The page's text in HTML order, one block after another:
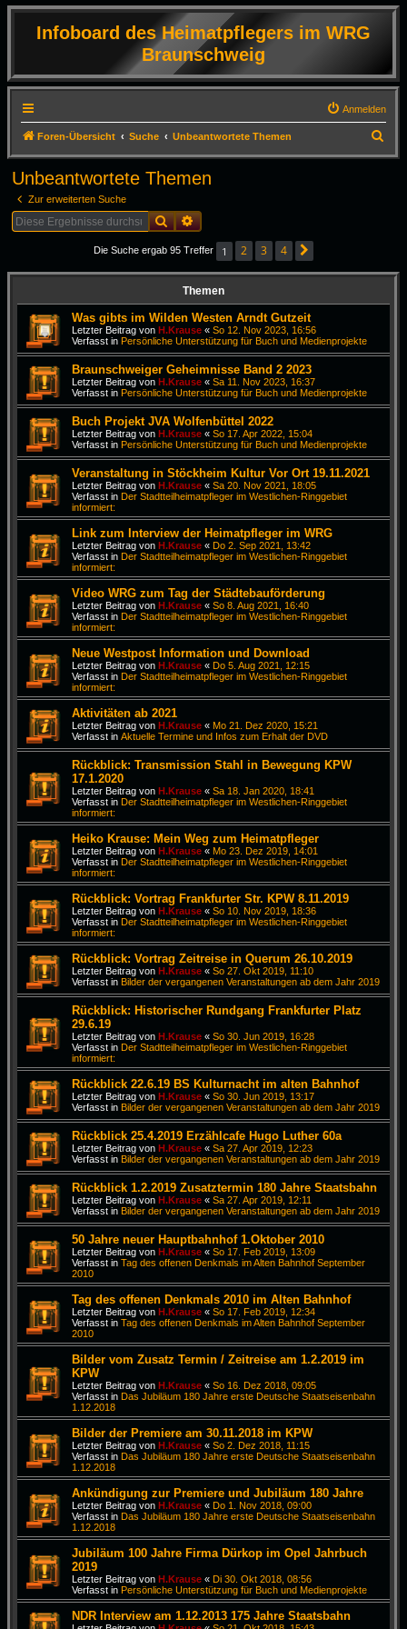
Infoboard des Heimatpflegers im WRG
Braunschweig
Anmelden
Foren-Übersicht Suche Unbeantwortete Themen
u
Unbeantwortete Themen
Zur erweiterten Suche
SucheErweiterte Suche
Die Suche ergab 95 Treffer 1 2 3 4
Themen
Was gibts im Wilden Westen Arndt Gutzeit
Letzter Beitrag von H.Krause « So 12. Nov 2023, 16:56
Verfasst in Persönliche Unterstützung für Buch und Medienprojekte
Braunschweiger Geheimnisse Band 2 2023
Letzter Beitrag von H.Krause « Sa 11. Nov 2023, 16:37
Verfasst in Persönliche Unterstützung für Buch und Medienprojekte
Buch Projekt JVA Wolfenbüttel 2022
Letzter Beitrag von H.Krause « So 17. Apr 2022, 15:04
Verfasst in Persönliche Unterstützung für Buch und Medienprojekte
Veranstaltung in Stöckheim Kultur Vor Ort 19.11.2021
Letzter Beitrag von H.Krause « Sa 20. Nov 2021, 18:05
Verfasst in Der Stadtteilheimatpfleger im Westlichen-Ringgebiet
informiert:
Link zum Interview der Heimatpfleger im WRG
Letzter Beitrag von H.Krause « Do 2. Sep 2021, 13:42
Verfasst in Der Stadtteilheimatpfleger im Westlichen-Ringgebiet
informiert:
Video WRG zum Tag der Städtebauförderung
Letzter Beitrag von H.Krause « So 8. Aug 2021, 16:40
Verfasst in Der Stadtteilheimatpfleger im Westlichen-Ringgebiet
informiert:
Neue Westpost Information und Download
Letzter Beitrag von H.Krause « Do 5. Aug 2021, 12:15
Verfasst in Der Stadtteilheimatpfleger im Westlichen-Ringgebiet
informiert:
Aktivitäten ab 2021
Letzter Beitrag von H.Krause « Mo 21. Dez 2020, 15:21
Verfasst in Aktuelle Termine und Infos zum Erhalt der DVD
Rückblick: Transmission Stahl in Bewegung KPW
17.1.2020
Letzter Beitrag von H.Krause « Sa 18. Jan 2020, 18:41
Verfasst in Der Stadtteilheimatpfleger im Westlichen-Ringgebiet
informiert:
Heiko Krause: Mein Weg zum Heimatpfleger
Letzter Beitrag von H.Krause « Mo 23. Dez 2019, 14:01
Verfasst in Der Stadtteilheimatpfleger im Westlichen-Ringgebiet
informiert:
Rückblick: Vortrag Frankfurter Str. KPW 8.11.2019
Letzter Beitrag von H.Krause « So 10. Nov 2019, 18:36
Verfasst in Der Stadtteilheimatpfleger im Westlichen-Ringgebiet
informiert:
Rückblick: Vortrag Zeitreise in Querum 26.10.2019
Letzter Beitrag von H.Krause « So 27. Okt 2019, 11:10
Verfasst in Bilder der vergangenen Veranstaltungen ab dem Jahr 2019
Rückblick: Historischer Rundgang Frankfurter Platz
29.6.19
Letzter Beitrag von H.Krause « So 30. Jun 2019, 16:28
Verfasst in Der Stadtteilheimatpfleger im Westlichen-Ringgebiet
informiert:
Rückblick 22.6.19 BS Kulturnacht im alten Bahnhof
Letzter Beitrag von H.Krause « So 30. Jun 2019, 13:17
Verfasst in Bilder der vergangenen Veranstaltungen ab dem Jahr 2019
Rückblick 25.4.2019 Erzählcafe Hugo Luther 60a
Letzter Beitrag von H.Krause « Sa 27. Apr 2019, 12:23
Verfasst in Bilder der vergangenen Veranstaltungen ab dem Jahr 2019
Rückblick 1.2.2019 Zusatztermin 180 Jahre Staatsbahn
Letzter Beitrag von H.Krause « Sa 27. Apr 2019, 12:11
Verfasst in Bilder der vergangenen Veranstaltungen ab dem Jahr 2019
50 Jahre neuer Hauptbahnhof 1.Oktober 2010
Letzter Beitrag von H.Krause « So 17. Feb 2019, 13:09
Verfasst in Tag des offenen Denkmals im Alten Bahnhof September
2010
Tag des offenen Denkmals 2010 im Alten Bahnhof
Letzter Beitrag von H.Krause « So 17. Feb 2019, 12:34
Verfasst in Tag des offenen Denkmals im Alten Bahnhof September
2010
Bilder vom Zusatz Termin / Zeitreise am 1.2.2019 im
KPW
Letzter Beitrag von H.Krause « So 16. Dez 2018, 09:05
Verfasst in Das Jubiläum 180 Jahre erste Deutsche Staatseisenbahn
1.12.2018
Bilder der Premiere am 30.11.2018 im KPW
Letzter Beitrag von H.Krause « So 2. Dez 2018, 11:15
Verfasst in Das Jubiläum 180 Jahre erste Deutsche Staatseisenbahn
1.12.2018
Ankündigung zur Premiere und Jubiläum 180 Jahre
Letzter Beitrag von H.Krause « Do 1. Nov 2018, 09:00
Verfasst in Das Jubiläum 180 Jahre erste Deutsche Staatseisenbahn
1.12.2018
Jubiläum 100 Jahre Firma Dürkop im Opel Jahrbuch
2019
Letzter Beitrag von H.Krause « Di 30. Okt 2018, 08:56
Verfasst in Persönliche Unterstützung für Buch und Medienprojekte
NDR Interview am 1.12.2013 175 Jahre Staatsbahn